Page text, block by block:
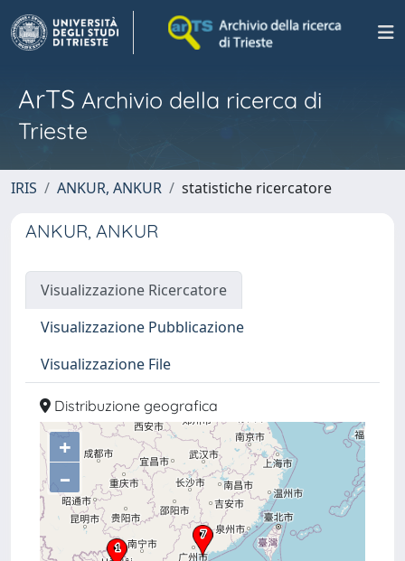
ArTS Archivio della ricerca di
Trieste
IRIS ANKUR, ANKUR statistiche ricercatore
ANKUR, ANKUR
Visualizzazione Ricercatore
Visualizzazione Pubblicazione
Visualizzazione File
Distribuzione geografica
+
–